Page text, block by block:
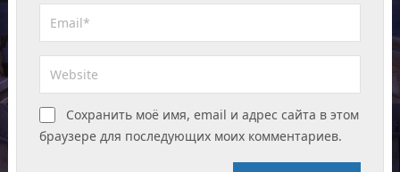
Сохранить моё имя, email и адрес сайта в этом
браузере для последующих моих комментариев.